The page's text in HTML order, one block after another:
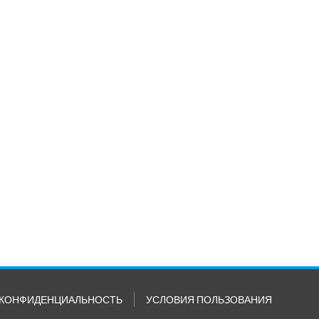
КОНФИДЕНЦИАЛЬНОСТЬ УСЛОВИЯ ПОЛЬЗОВАНИЯ